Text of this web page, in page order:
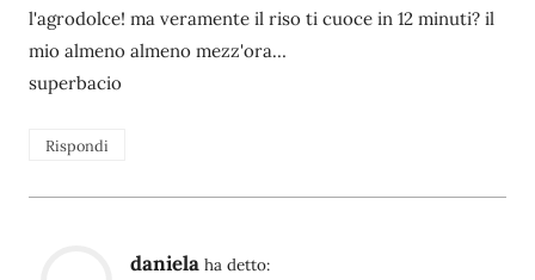
l'agrodolce! ma veramente il riso ti cuoce in 12 minuti? il
mio almeno almeno mezz'ora…
superbacio
Rispondi
daniela ha detto: